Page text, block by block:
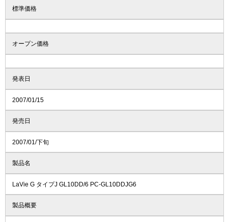
標準価格
オープン価格
発表日
2007/01/15
発売日
2007/01/下旬
製品名
LaVie G タイプJ GL10DD/6 PC-GL10DDJG6
製品概要